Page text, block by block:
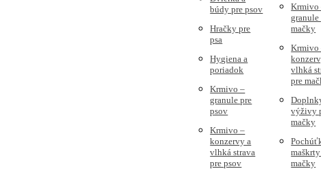
búdy pre psov
Hračky pre
psa
Hygiena a
poriadok
Krmivo –
granule pre
psov
Krmivo –
konzervy a
vlhká strava
pre psov
Krmivo
granule
mačky
Krmivo
vlhká
pre
výživy
mačky
mačky